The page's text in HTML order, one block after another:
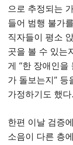
으로 추정되는
들어 범행 불가
직자들이 평소
곳을 볼 수 있는
게 “한 장애인을
가 돌보는지” 등
가정하기도 했다.
한편 이날 검증
소음이 다른 층